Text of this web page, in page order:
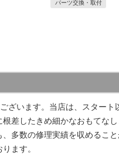
パーツ交換・取付
ざいます。当店は、スタート
差したきめ細かなおもてな
多数の修理実績を収めるこ
ます。